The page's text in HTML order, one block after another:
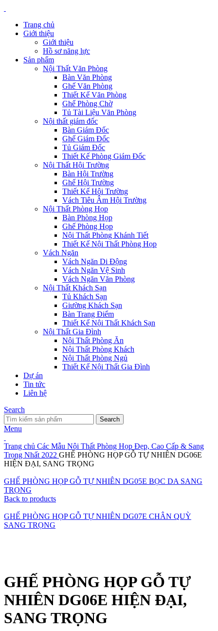
Trang chủ
Giới thiệu
Giới thiệu
Hồ sơ năng lực
Sản phẩm
Nội Thất Văn Phòng
Bàn Văn Phòng
Ghế Văn Phòng
Thiết Kế Văn Phòng
Ghế Phòng Chờ
Tủ Tài Liệu Văn Phòng
Nội thất giám đốc
Bàn Giám Đốc
Ghế Giám Đốc
Tủ Giám Đốc
Thiết Kế Phòng Giám Đốc
Nội Thất Hội Trường
Bàn Hội Trường
Ghế Hội Trường
Thiết Kế Hội Trường
Vách Tiêu Âm Hội Trường
Nội Thất Phòng Họp
Bàn Phòng Họp
Ghế Phòng Họp
Nội Thất Phòng Khánh Tiết
Thiết Kế Nội Thất Phòng Họp
Vách Ngăn
Vách Ngăn Di Động
Vách Ngăn Vệ Sinh
Vách Ngăn Văn Phòng
Nội Thất Khách Sạn
Tủ Khách Sạn
Giường Khách Sạn
Bàn Trang Điểm
Thiết Kế Nội Thất Khách Sạn
Nội Thất Gia Đình
Nội Thất Phòng Ăn
Nội Thất Phòng Khách
Nội Thất Phòng Ngủ
Thiết Kế Nội Thất Gia Đình
Dự án
Tin tức
Liên hệ
Search
Search
Menu
Trang chủ Các Mẫu Nội Thất Phòng Họp Đẹp, Cao Cấp & Sang
Trọng Nhất 2022 GHẾ PHÒNG HỌP GỖ TỰ NHIÊN DG06E
HIỆN ĐẠI, SANG TRỌNG
GHẾ PHÒNG HỌP GỖ TỰ NHIÊN DG05E BỌC DA SANG
TRỌNG
Back to products
GHẾ PHÒNG HỌP GỖ TỰ NHIÊN DG07E CHÂN QUỲ
SANG TRỌNG
GHẾ PHÒNG HỌP GỖ TỰ
NHIÊN DG06E HIỆN ĐẠI,
SANG TRỌNG